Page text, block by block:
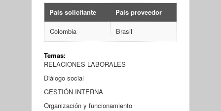
País solicitante País proveedor
Colombia Brasil
Temas:
RELACIONES LABORALES
Diálogo social
GESTIÓN INTERNA
Organización y funcionamiento